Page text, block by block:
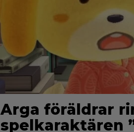
Arga föräldrar
spelkaraktären